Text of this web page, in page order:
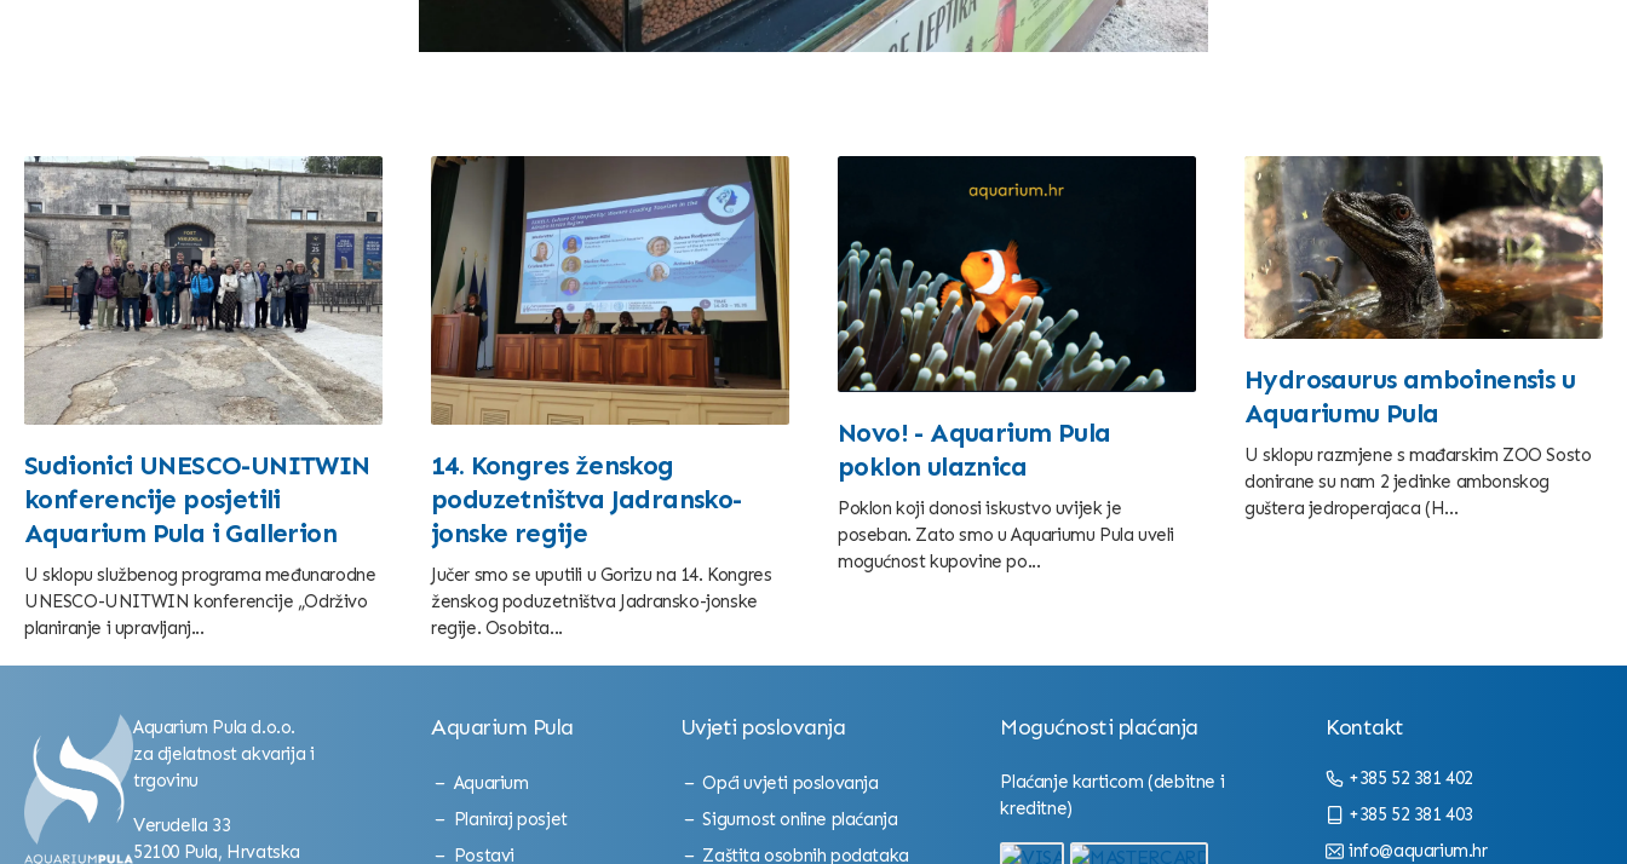
Sudionici UNESCO-UNITWIN
konferencije posjetili
Aquarium Pula i Gallerion
U sklopu službenog programa međunarodne
UNESCO-UNITWIN konferencije „Održivo
planiranje i upravljanj...
14. Kongres ženskog
poduzetništva Jadransko-
jonske regije
Jučer smo se uputili u Gorizu na 14. Kongres
ženskog poduzetništva Jadransko-jonske
regije. Osobita...
Novo! - Aquarium Pula
poklon ulaznica
Poklon koji donosi iskustvo uvijek je
poseban. Zato smo u Aquariumu Pula uveli
mogućnost kupovine po...
Hydrosaurus amboinensis u
Aquariumu Pula
U sklopu razmjene s mađarskim ZOO Sosto
donirane su nam 2 jedinke ambonskog
guštera jedroperajaca (H...
Aquarium Pula d.o.o.
za djelatnost akvarija i
trgovinu
Verudella 33
52100 Pula, Hrvatska
Aquarium Pula
Aquarium
Planiraj posjet
Postavi
Uvjeti poslovanja
Opći uvjeti poslovanja
Sigurnost online plaćanja
Zaštita osobnih podataka
Mogućnosti plaćanja
Plaćanje karticom (debitne i
kreditne)
Kontakt
+385 52 381 402
+385 52 381 403
info@aquarium.hr